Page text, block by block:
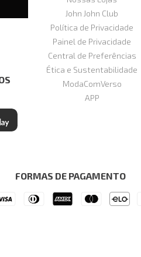
John John Club
Política de Privacidade
Painel de Privacidade
Central de Preferências
Ética e Sustentabilidade
ModaComVerso
APP
FORMAS DE PAGAMENTO